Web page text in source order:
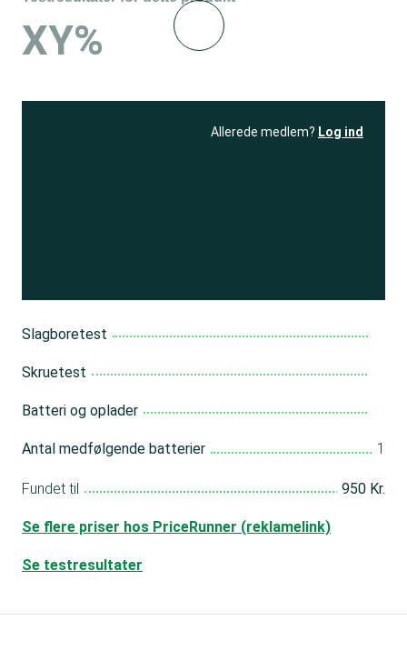
XY%
Allerede medlem? Log ind
Slagboretest
Skruetest
Batteri og oplader
Antal medfølgende batterier 1
Fundet til 950 Kr.
Se flere priser hos PriceRunner (reklamelink)
Se testresultater